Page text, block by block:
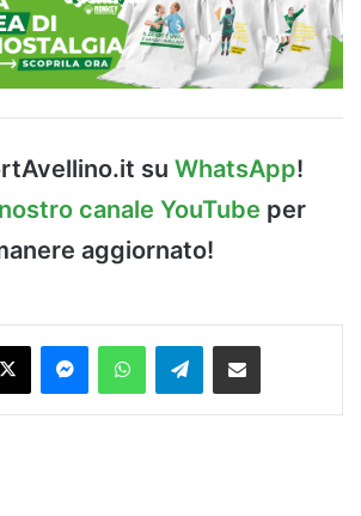
su WhatsApp!
nostro canale YouTube per
aggiornato!
X MessengerWhatsAppTelegramCondividi via Email